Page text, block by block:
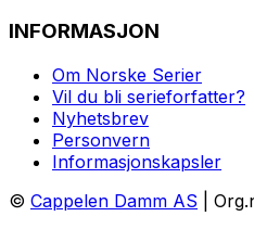
INFORMASJON
Om Norske Serier
Vil du bli serieforfatter?
Nyhetsbrev
Personvern
Informasjonskapsler
© Cappelen Damm AS |